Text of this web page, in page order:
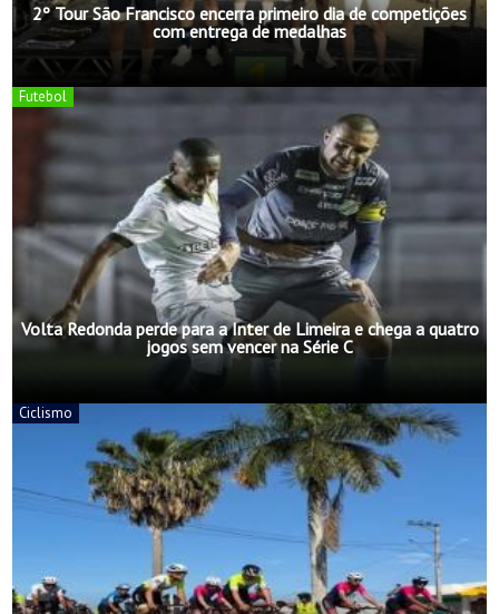
2º Tour São Francisco encerra primeiro dia de competições
com entrega de medalhas
Futebol
Volta Redonda perde para a Inter de Limeira e chega a quatro
jogos sem vencer na Série C
Ciclismo